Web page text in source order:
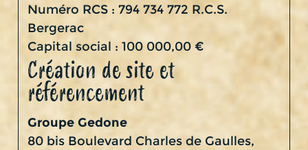
Numéro RCS : 794 734 772 R.C.S.
Bergerac
Capital social : 100 000,00 €
Création de site et
référencement
Groupe Gedone
80 bis Boulevard Charles de Gaulles,